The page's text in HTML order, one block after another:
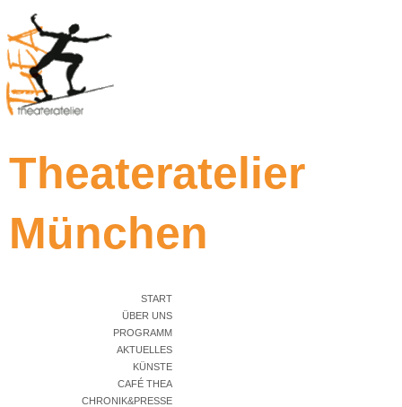
Theateratelier
München
START
ÜBER UNS
PROGRAMM
AKTUELLES
KÜNSTE
CAFÉ THEA
CHRONIK&PRESSE